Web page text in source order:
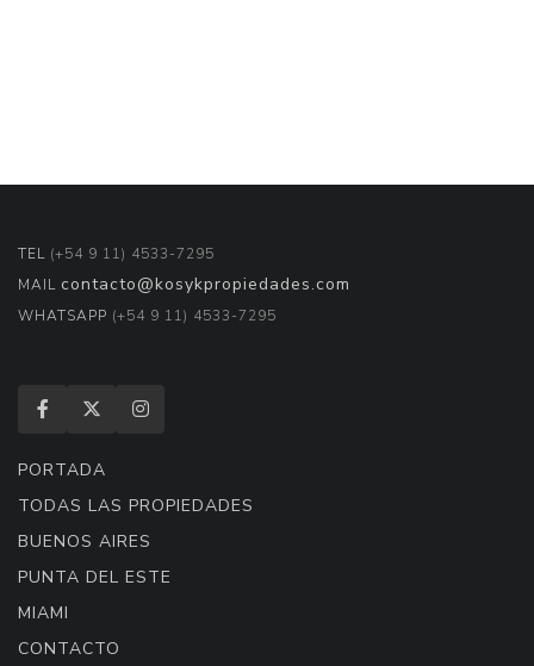
TEL (+54 9 11) 4533-7295
MAIL contacto@kosykpropiedades.com
WHATSAPP (+54 9 11) 4533-7295
PORTADA
TODAS LAS PROPIEDADES
BUENOS AIRES
PUNTA DEL ESTE
MIAMI
CONTACTO